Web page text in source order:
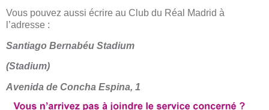
Vous pouvez aussi écrire au Club du Réal Madrid à
l’adresse :
Santiago Bernabéu Stadium
(Stadium)
Avenida de Concha Espina, 1